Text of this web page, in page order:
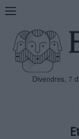
Mostra
navegació
Divendres, 7